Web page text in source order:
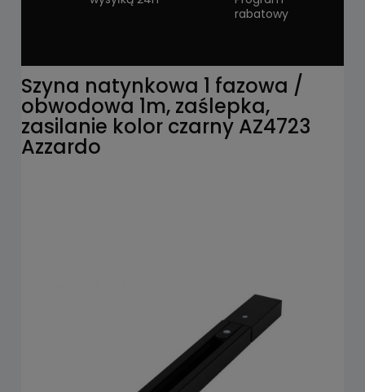
rabatowy
Szyna natynkowa 1 fazowa /
obwodowa 1m, zaślepka,
zasilanie kolor czarny AZ4723
Azzardo